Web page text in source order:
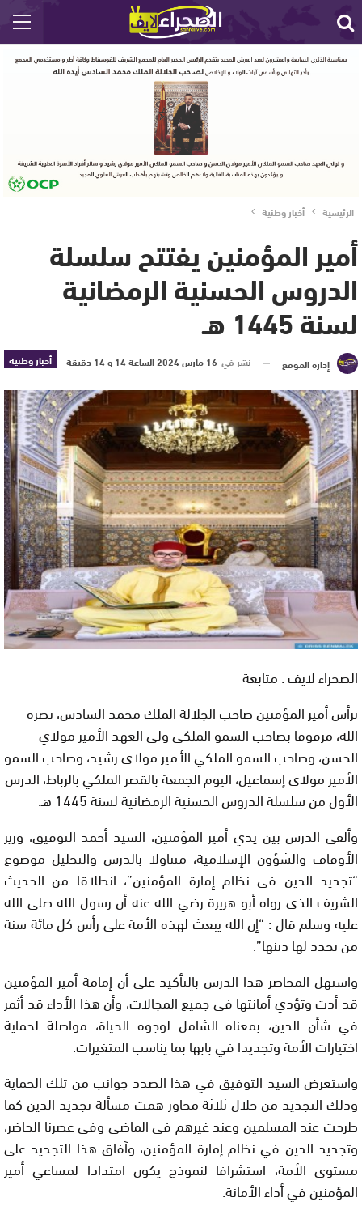
الرئيسية أخبار وطنية
أمير المؤمنين يفتتح سلسلة
الدروس الحسنية الرمضانية
لسنة 1445 هـ
أخبار وطنية إدارة الموقع نشر في 16 مارس 2024 الساعة 14 و 14 دقيقة
الصحراء لايف : متابعة
ترأس أمير المؤمنين صاحب الجلالة الملك محمد السادس، نصره
الله، مرفوقا بصاحب السمو الملكي ولي العهد الأمير مولاي
الحسن، وصاحب السمو الملكي الأمير مولاي رشيد، وصاحب السمو
الأمير مولاي إسماعيل، اليوم الجمعة بالقصر الملكي بالرباط، الدرس
الأول من سلسلة الدروس الحسنية الرمضانية لسنة 1445 هـ.
وألقى الدرس بين يدي أمير المؤمنين، السيد أحمد التوفيق، وزير
الأوقاف والشؤون الإسلامية، متناولا بالدرس والتحليل موضوع
“تجديد الدين في نظام إمارة المؤمنين”، انطلاقا من الحديث
الشريف الذي رواه أبو هريرة رضي الله عنه أن رسول الله صلى الله
عليه وسلم قال : “إن الله يبعث لهذه الأمة على رأس كل مائة سنة
من يجدد لها دينها”.
واستهل المحاضر هذا الدرس بالتأكيد على أن إمامة أمير المؤمنين
قد أدت وتؤدي أمانتها في جميع المجالات، وأن هذا الأداء قد أثمر
في شأن الدين، بمعناه الشامل لوجوه الحياة، مواصلة لحماية
اختيارات الأمة وتجديدا في بابها بما يناسب المتغيرات.
واستعرض السيد التوفيق في هذا الصدد جوانب من تلك الحماية
وذلك التجديد من خلال ثلاثة محاور همت مسألة تجديد الدين كما
طرحت عند المسلمين وعند غيرهم في الماضي وفي عصرنا الحاضر،
وتجديد الدين في نظام إمارة المؤمنين، وآفاق هذا التجديد على
مستوى الأمة، استشرافا لنموذج يكون امتدادا لمساعي أمير
المؤمنين في أداء الأمانة.